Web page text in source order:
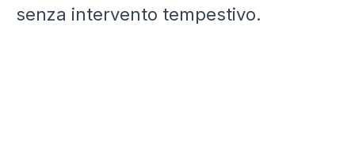
senza intervento tempestivo.